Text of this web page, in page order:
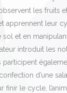
les fruits
apprennent leur
sol et en
introduit les
participent
d’une
finir le cycle,